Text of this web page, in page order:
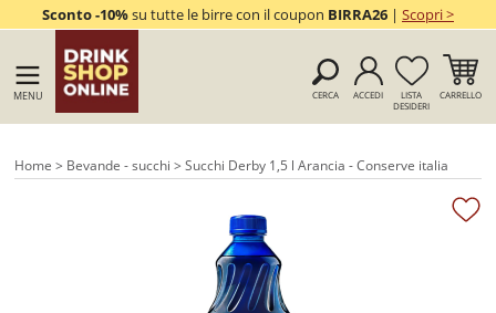
Sconto -10%su tutte le birre con il coupon BIRRA26| Scopri >
MENU CERCA ACCEDI
LISTA
DESIDERI
CARRELLO
Home > Bevande - succhi > Succhi Derby 1,5 l Arancia - Conserve italia